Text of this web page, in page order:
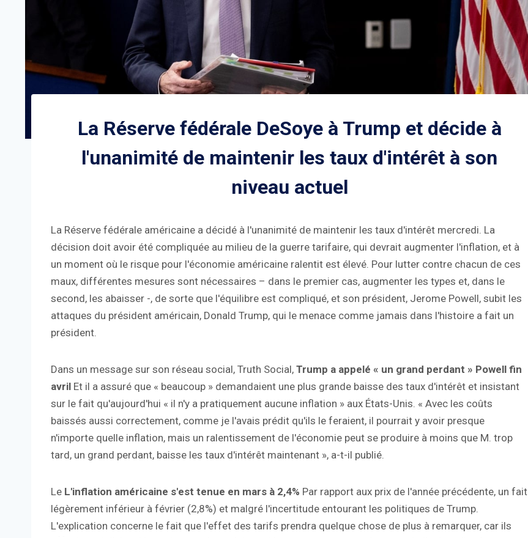
La Réserve fédérale DeSoye à Trump et décide à
l'unanimité de maintenir les taux d'intérêt à son
niveau actuel
La Réserve fédérale américaine a décidé à l'unanimité de maintenir les taux d'intérêt mercredi. La
décision doit avoir été compliquée au milieu de la guerre tarifaire, qui devrait augmenter l'inflation, et à
un moment où le risque pour l'économie américaine ralentit est élevé. Pour lutter contre chacun de ces
maux, différentes mesures sont nécessaires – dans le premier cas, augmenter les types et, dans le
second, les abaisser -, de sorte que l'équilibre est compliqué, et son président, Jerome Powell, subit les
attaques du président américain, Donald Trump, qui le menace comme jamais dans l'histoire a fait un
président.
Dans un message sur son réseau social, Truth Social, Trump a appelé « un grand perdant » Powell fin
avril Et il a assuré que « beaucoup » demandaient une plus grande baisse des taux d'intérêt et insistant
sur le fait qu'aujourd'hui « il n'y a pratiquement aucune inflation » aux États-Unis. « Avec les coûts
baissés aussi correctement, comme je l'avais prédit qu'ils le feraient, il pourrait y avoir presque
n'importe quelle inflation, mais un ralentissement de l'économie peut se produire à moins que M. trop
tard, un grand perdant, baisse les taux d'intérêt maintenant », a-t-il publié.
Le L'inflation américaine s'est tenue en mars à 2,4% Par rapport aux prix de l'année précédente, un fait
légèrement inférieur à février (2,8%) et malgré l'incertitude entourant les politiques de Trump.
L'explication concerne le fait que l'effet des tarifs prendra quelque chose de plus à remarquer, car ils